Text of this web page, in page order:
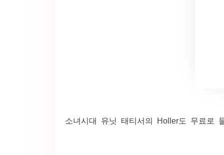
소녀시대 유닛 태티서의 Holler도 무료로